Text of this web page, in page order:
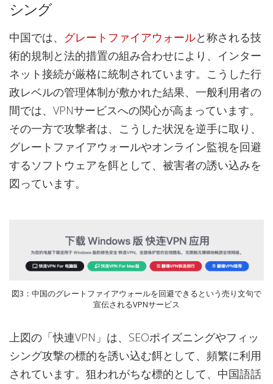
シング
中国では、 グレートファイアウォールと称される技
術的規制と法的措置の組み合わせにより、インター
ネット接続が厳格に統制されています。こうした行
政レベルの管理体制が敷かれた結果、一般利用者の
間では、VPNサービスへの関心が高まっています。
その一方で攻撃者は、こうした状況を逆手に取り、
グレートファイアウォールやオンライン監視を回避
するソフトウェアを餌として、被害者の誘い込みを
図っています。
図3：中国のグレートファイアウォールを回避できるという売り文句で
宣伝されるVPNサービス
上図の「快連VPN」は、SEOポイズニングやフィッ
シング攻撃の標的を誘い込む餌として、頻繁に利用
されています。狙われがちな標的として、中国語話